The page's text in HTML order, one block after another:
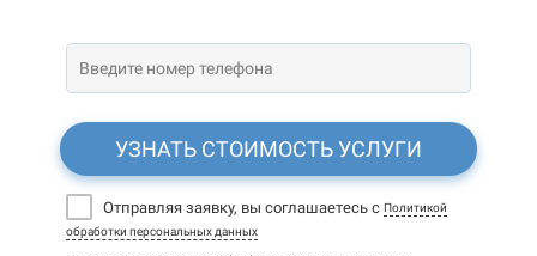
УЗНАТЬ СТОИМОСТЬ УСЛУГИ
Отправляя заявку, вы соглашаетесь с Политикой
обработки персональных данных